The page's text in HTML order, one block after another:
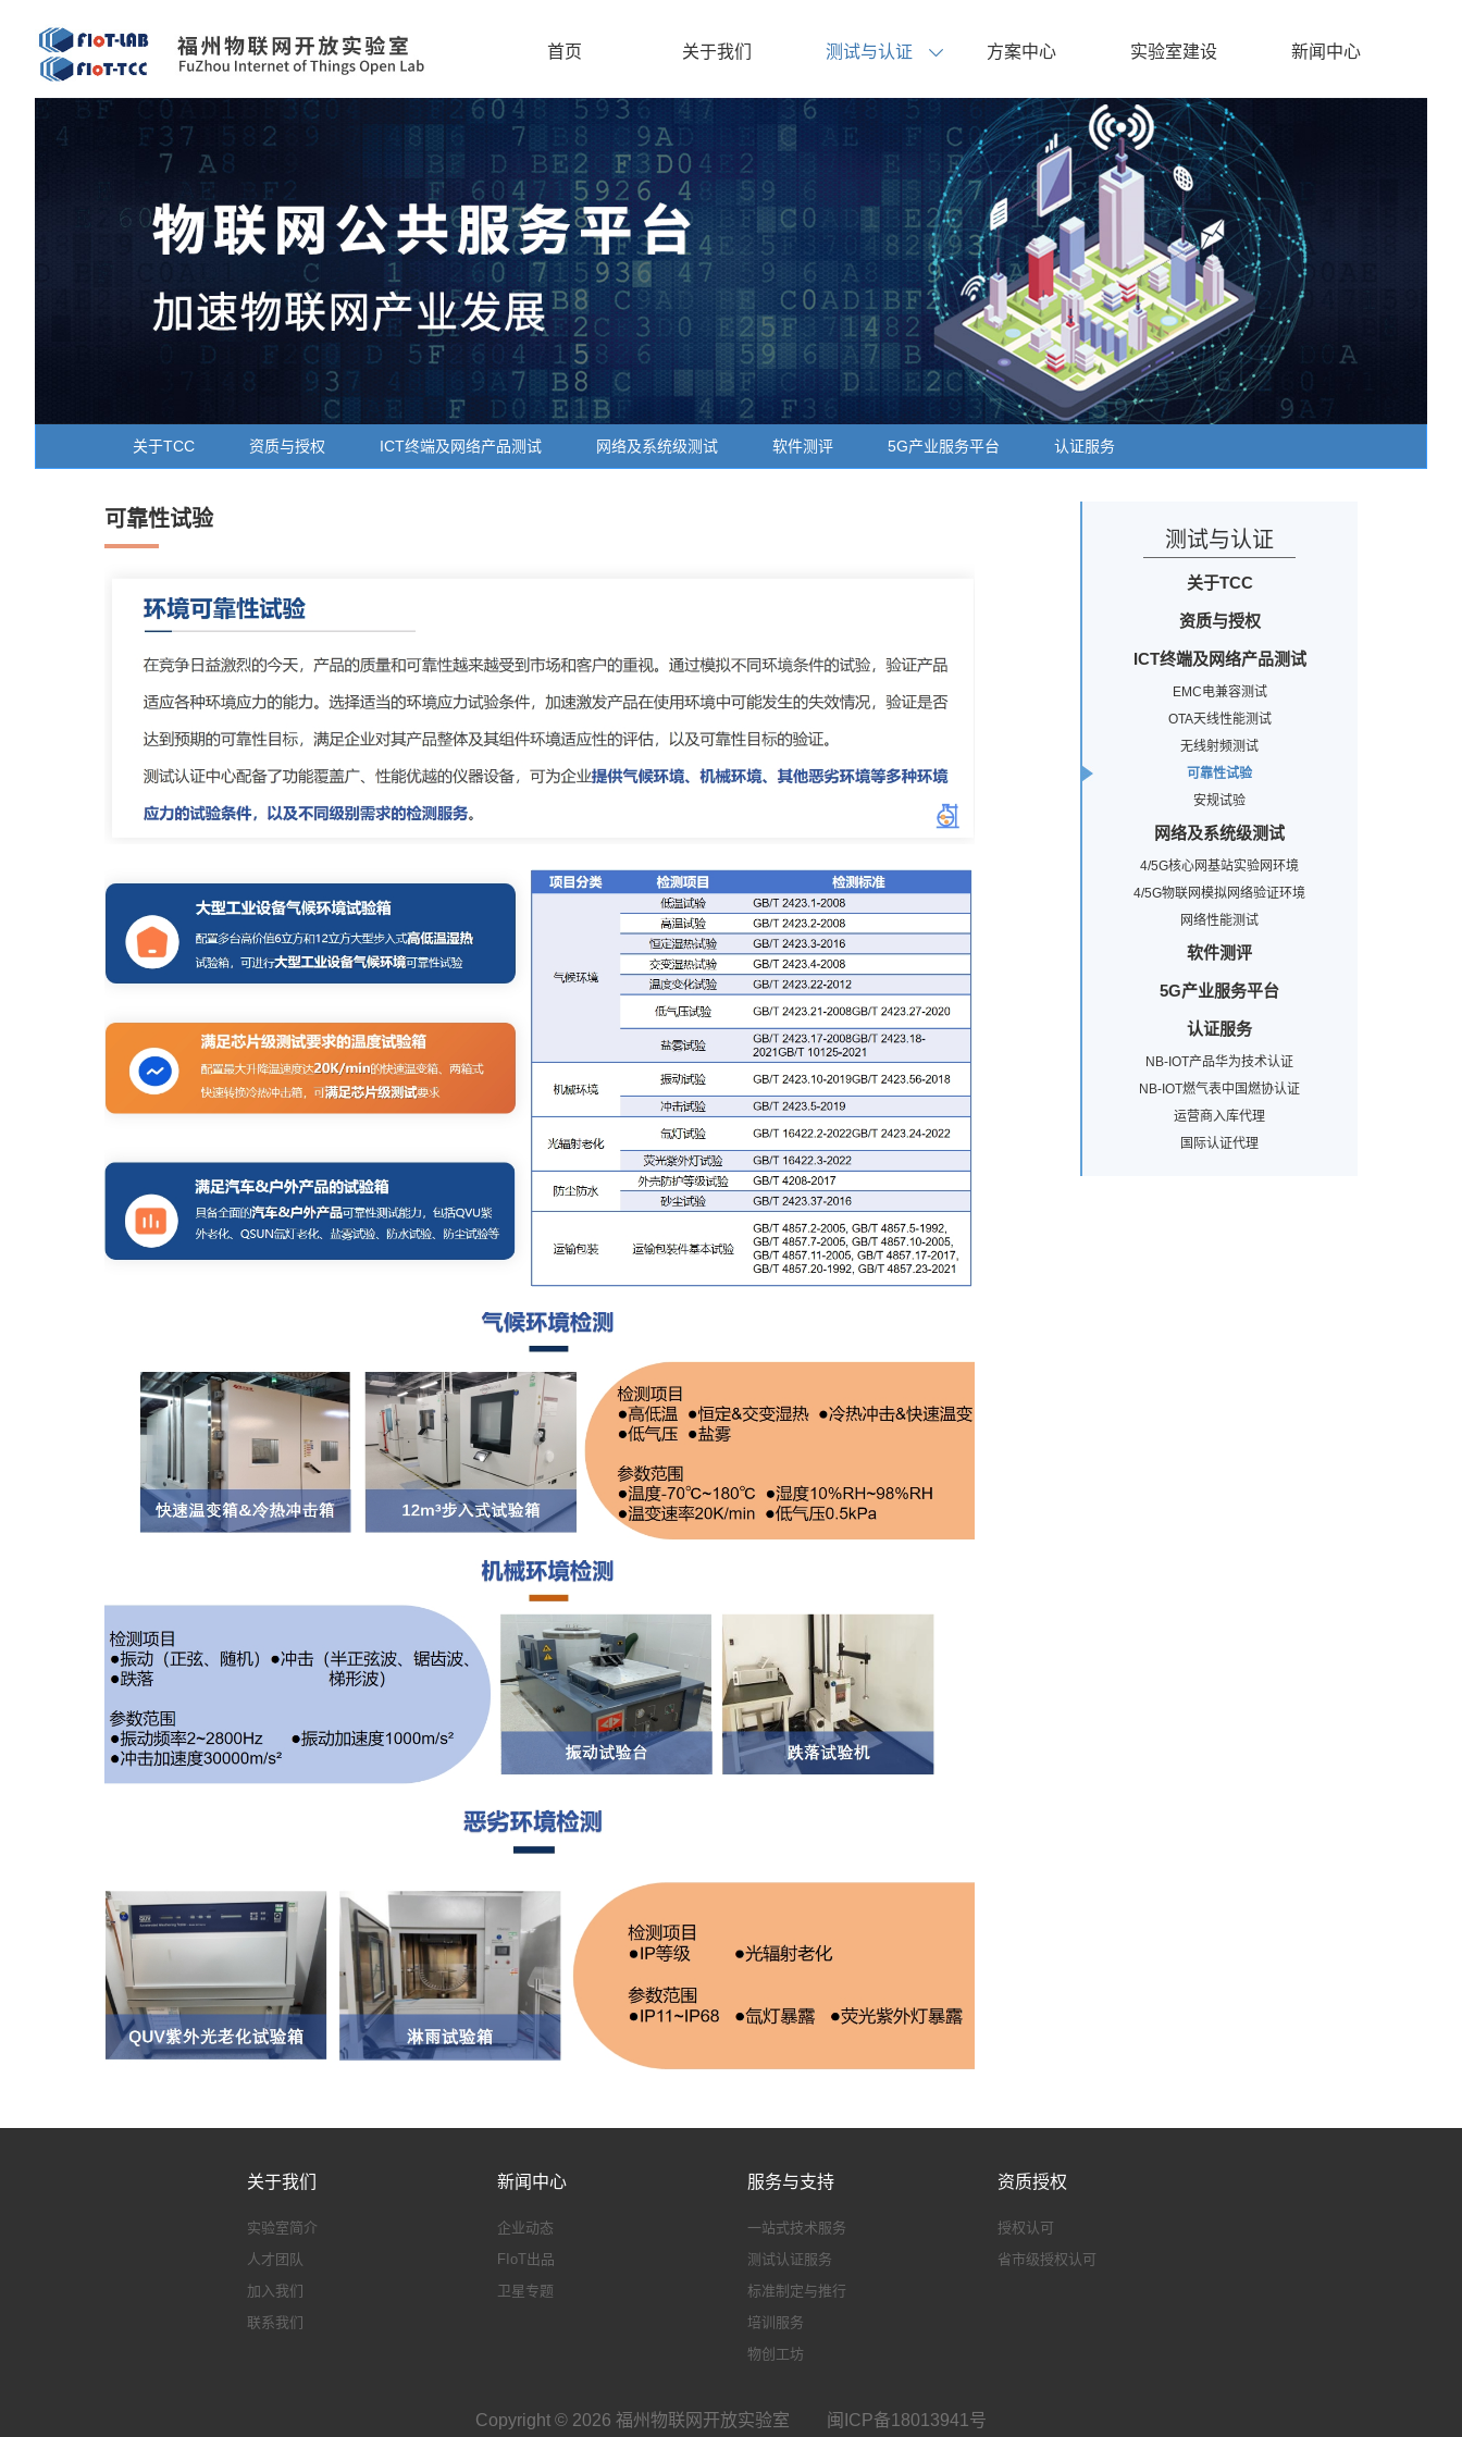
首页 关于我们 测试与认证 方案中心 实验室建设 新闻中心
关于TCC 资质与授权 ICT终端及网络产品测试 网络及系统级测试 软件测评 5G产业服务平台 认证服务
可靠性试验
测试与认证
关于TCC
资质与授权
ICT终端及网络产品测试
EMC电兼容测试
OTA天线性能测试
无线射频测试
可靠性试验
安规试验
网络及系统级测试
4/5G核心网基站实验网环境
4/5G物联网模拟网络验证环境
网络性能测试
软件测评
5G产业服务平台
认证服务
NB-IOT产品华为技术认证
NB-IOT燃气表中国燃协认证
运营商入库代理
国际认证代理
关于我们
实验室简介
人才团队
加入我们
联系我们
新闻中心
企业动态
FIoT出品
卫星专题
服务与支持
一站式技术服务
测试认证服务
标准制定与推行
培训服务
物创工坊
资质授权
授权认可
省市级授权认可
Copyright © 2026 福州物联网开放实验室 闽ICP备18013941号